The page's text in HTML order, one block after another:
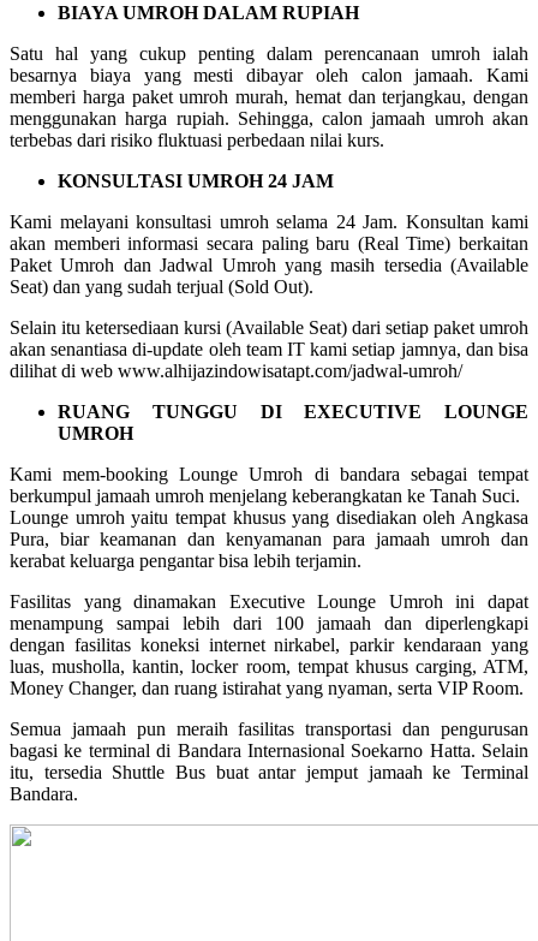
BIAYA UMROH DALAM RUPIAH
Satu hal yang cukup penting dalam perencanaan umroh ialah
besarnya biaya yang mesti dibayar oleh calon jamaah. Kami
memberi harga paket umroh murah, hemat dan terjangkau, dengan
menggunakan harga rupiah. Sehingga, calon jamaah umroh akan
terbebas dari risiko fluktuasi perbedaan nilai kurs.
KONSULTASI UMROH 24 JAM
Kami melayani konsultasi umroh selama 24 Jam. Konsultan kami
akan memberi informasi secara paling baru (Real Time) berkaitan
Paket Umroh dan Jadwal Umroh yang masih tersedia (Available
Seat) dan yang sudah terjual (Sold Out).
Selain itu ketersediaan kursi (Available Seat) dari setiap paket umroh
akan senantiasa di-update oleh team IT kami setiap jamnya, dan bisa
dilihat di web www.alhijazindowisatapt.com/jadwal-umroh/
RUANG TUNGGU DI EXECUTIVE LOUNGE
UMROH
Kami mem-booking Lounge Umroh di bandara sebagai tempat
berkumpul jamaah umroh menjelang keberangkatan ke Tanah Suci.
Lounge umroh yaitu tempat khusus yang disediakan oleh Angkasa
Pura, biar keamanan dan kenyamanan para jamaah umroh dan
kerabat keluarga pengantar bisa lebih terjamin.
Fasilitas yang dinamakan Executive Lounge Umroh ini dapat
menampung sampai lebih dari 100 jamaah dan diperlengkapi
dengan fasilitas koneksi internet nirkabel, parkir kendaraan yang
luas, musholla, kantin, locker room, tempat khusus carging, ATM,
Money Changer, dan ruang istirahat yang nyaman, serta VIP Room.
Semua jamaah pun meraih fasilitas transportasi dan pengurusan
bagasi ke terminal di Bandara Internasional Soekarno Hatta. Selain
itu, tersedia Shuttle Bus buat antar jemput jamaah ke Terminal
Bandara.